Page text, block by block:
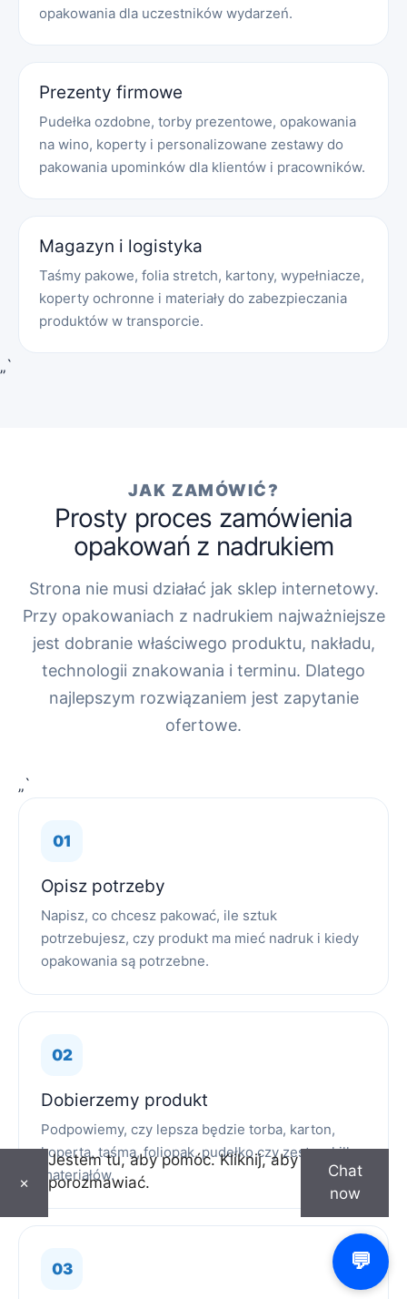
opakowania dla uczestników wydarzeń.
Prezenty firmowe
Pudełka ozdobne, torby prezentowe, opakowania
na wino, koperty i personalizowane zestawy do
pakowania upominków dla klientów i pracowników.
Magazyn i logistyka
Taśmy pakowe, folia stretch, kartony, wypełniacze,
koperty ochronne i materiały do zabezpieczania
produktów w transporcie.
„`
JAK ZAMÓWIĆ?
Prosty proces zamówienia
opakowań z nadrukiem
Strona nie musi działać jak sklep internetowy.
Przy opakowaniach z nadrukiem najważniejsze
jest dobranie właściwego produktu, nakładu,
technologii znakowania i terminu. Dlatego
najlepszym rozwiązaniem jest zapytanie
ofertowe.
„`
Opisz potrzeby
Napisz, co chcesz pakować, ile sztuk
potrzebujesz, czy produkt ma mieć nadruk i kiedy
opakowania są potrzebne.
Dobierzemy produkt
Podpowiemy, czy lepsza będzie torba, karton,
koperta, taśma, foliopak, pudełko czy zestaw kilku
materiałów.
×
Jestem tu, aby pomóc. Kliknij, aby
porozmawiać.
Chat
now